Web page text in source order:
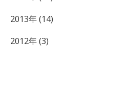
2013年 (14)
2012年 (3)